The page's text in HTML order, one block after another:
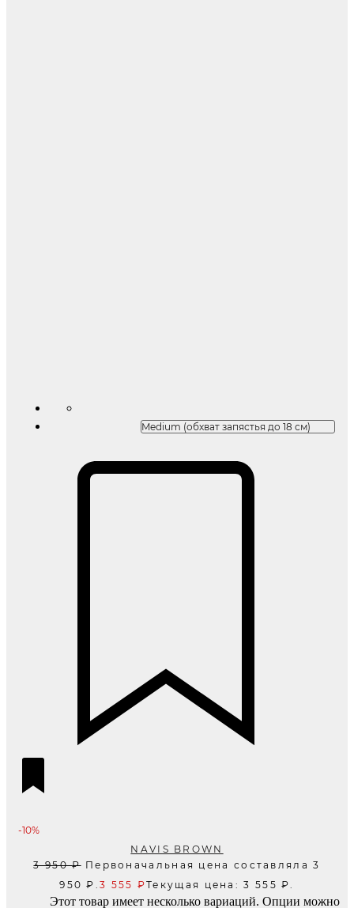
-10%
NAVIS BROWN
3 950₽ Первоначальная цена составляла 3
950 ₽.3 555 ₽Текущая цена: 3 555 ₽.
Этот товар имеет несколько вариаций. Опции можно